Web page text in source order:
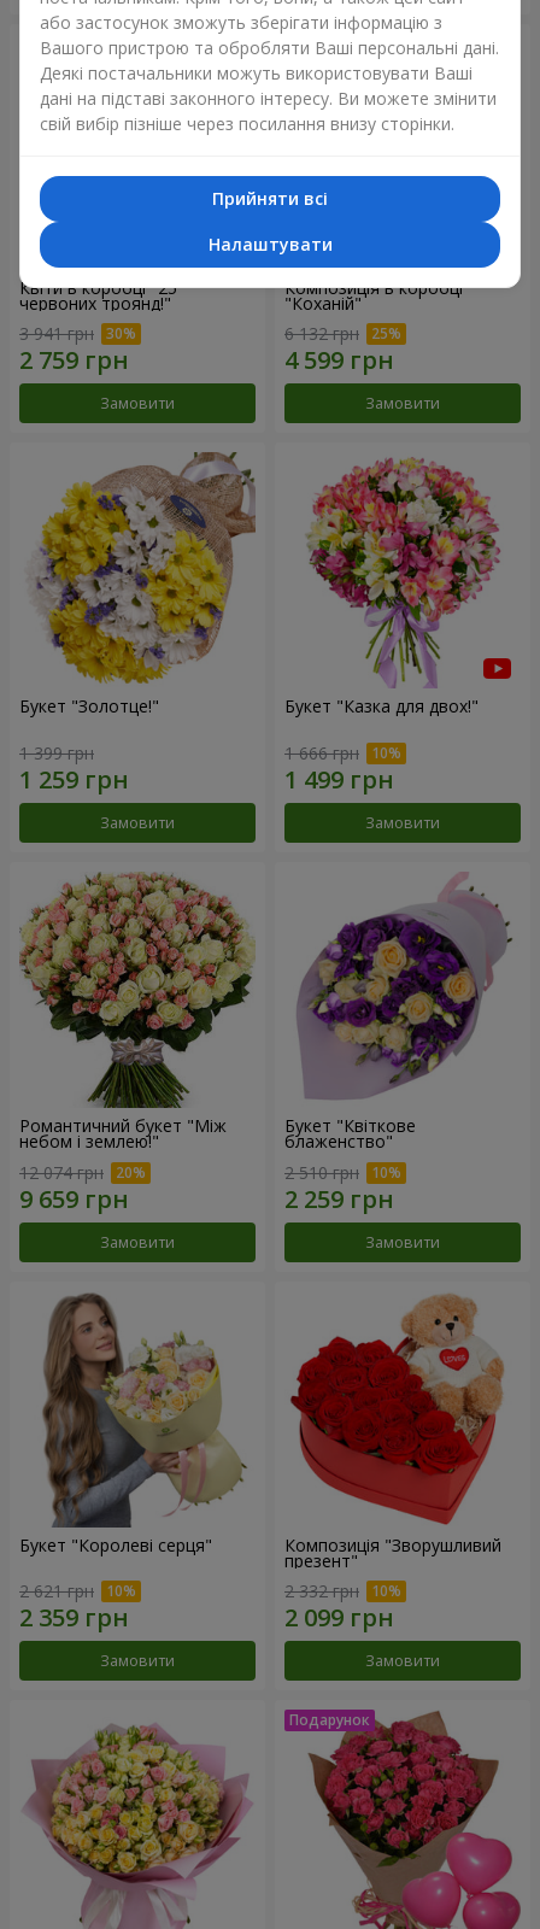
Квіти в коробці "25
червоних троянд!"
3 941 грн
Замовити
Композиція в коробці
"Коханій"
6 132 грн
Замовити
Букет "Золотце!"
1 399 грн
Замовити
Букет "Казка для двох!"
1 666 грн
Замовити
Романтичний букет "Між
небом і землею!"
12 074 грн
Замовити
Букет "Квіткове
блаженство"
2 510 грн
Замовити
Букет "Королеві серця"
2 621 грн
Замовити
Композиція "Зворушливий
презент"
2 332 грн
Замовити
або застосунок зможуть зберігати інформацію з
Вашого пристрою та обробляти Ваші персональні дані.
Деякі постачальники можуть використовувати Ваші
дані на підставі законного інтересу. Ви можете змінити
свій вибір пізніше через посилання внизу сторінки.
Прийняти всі
Налаштувати